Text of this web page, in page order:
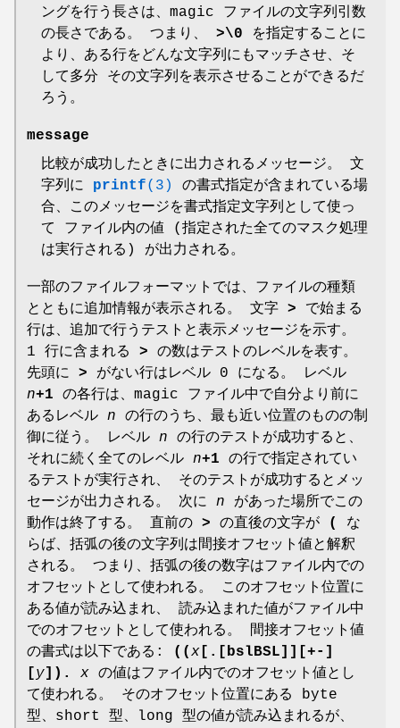
ングを行う長さは、magic ファイルの文字列引数
の長さである。 つまり、 >\0 を指定することに
より、ある行をどんな文字列にもマッチさせ、そ
して多分 その文字列を表示させることができるだ
ろう。
message
比較が成功したときに出力されるメッセージ。 文
字列に printf(3)
の書式指定が含まれている場
合、このメッセージを書式指定文字列として使っ
て ファイル内の値 (指定された全てのマスク処理
は実行される) が出力される。
一部のファイルフォーマットでは、ファイルの種類
とともに追加情報が表示される。 文字 > で始まる
行は、追加で行うテストと表示メッセージを示す。
1 行に含まれる > の数はテストのレベルを表す。
先頭に > がない行はレベル 0 になる。 レベル
n+1 の各行は、magic ファイル中で自分より前に
あるレベル n の行のうち、最も近い位置のものの制
御に従う。 レベル n の行のテストが成功すると、
それに続く全てのレベル n+1 の行で指定されてい
るテストが実行され、 そのテストが成功するとメッ
セージが出力される。 次に n があった場所でこの
動作は終了する。 直前の > の直後の文字が (
な
らば、括弧の後の文字列は間接オフセット値と解釈
される。 つまり、括弧の後の数字はファイル内での
オフセットとして使われる。 このオフセット位置に
ある値が読み込まれ、 読み込まれた値がファイル中
でのオフセットとして使われる。 間接オフセット値
の書式は以下である:
((x [.[bslBSL]][+-]
[y]). x の値はファイル内でのオフセット値とし
て使われる。 そのオフセット位置にある byte
型、short 型、long 型の値が読み込まれるが、